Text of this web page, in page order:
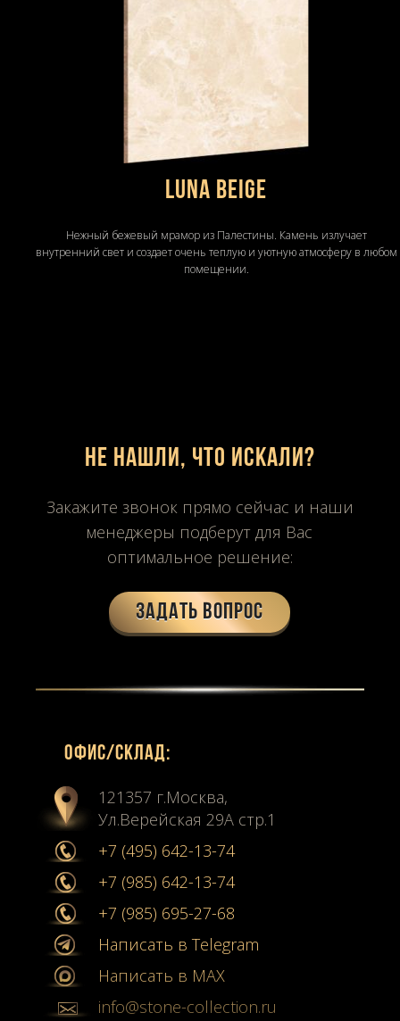
LUNA BEIGE
Нежный бежевый мрамор из Палестины. Камень излучает
внутренний свет и создает очень теплую и уютную атмосферу в любом
помещении.
Не нашли, что искали?
Закажите звонок прямо сейчас и наши
менеджеры подберут для Вас
оптимальное решение:
Задать вопрос
Офиc/склад:
121357 г.Москва,
Ул.Верейская 29А стр.1
+7 (495) 642-13-74
+7 (985) 642-13-74
+7 (985) 695-27-68
Написать в Telegram
Написать в MAX
info@stone-collection.ru